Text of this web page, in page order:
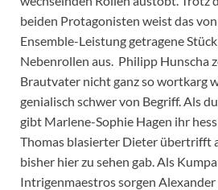
beiden Protagonisten weist das
Ensemble-Leistung getragene
Nebenrollen aus. Philipp Hunscha
Brautvater nicht ganz so wortkarg
genialisch schwer von Begriff. Als
gibt Marlene-Sophie Hagen ihr
Thomas blasierter Dieter übertrifft
bisher hier zu sehen gab. Als
Intrigenmaestros sorgen Alexander